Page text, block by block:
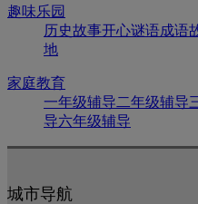
趣味乐园
历史故事开心谜语成语
地
家庭教育
一年级辅导二年级辅导
导六年级辅导
城市导航